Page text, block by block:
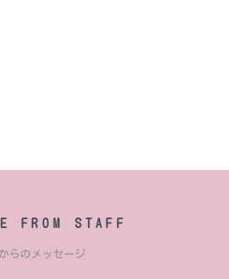
FROM STAFF
らのメッセージ